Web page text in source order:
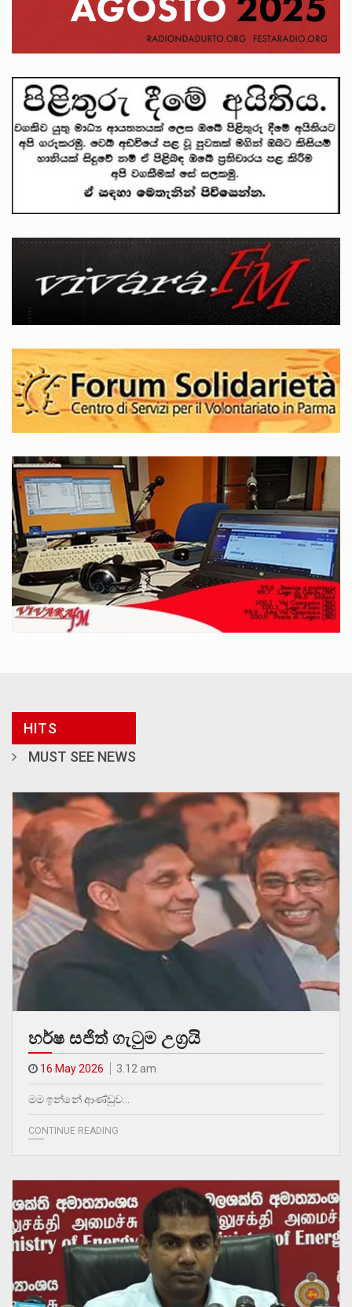
HITS
MUST SEE NEWS
හර්ෂ සජිත් ගැටුම උග්‍රයි
16 May 2026 3.12 am
මම ඉන්නේ ආණ්ඩුව…
CONTINUE READING